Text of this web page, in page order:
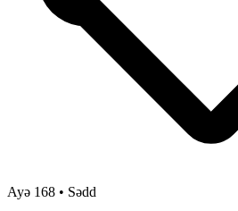
Ayə 168 • Sədd